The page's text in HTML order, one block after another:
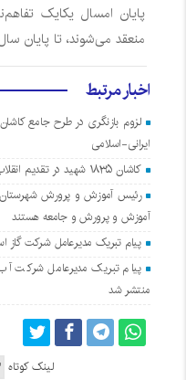
پایان امسال یکایک
منعقد می‌شوند، تا پایان
اخبار مرتبط
ایرانی-اسلامی
کاشان ۱۸۳۵ شهید در تقدیم انقلاب کرده است
رئیس آموزش و پرورش شهرستان
آموزش و پرورش و جامعه هستند
پیام تبریک مدیرعامل شرکت گاز استان
پیام تبریک مدیرعامل شرکت
منتشر شد
لینک کوتاه